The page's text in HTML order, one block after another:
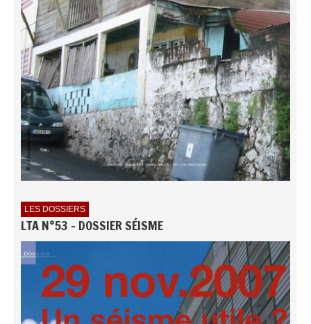
LES DOSSIERS
LTA N°53 - DOSSIER SÉISME